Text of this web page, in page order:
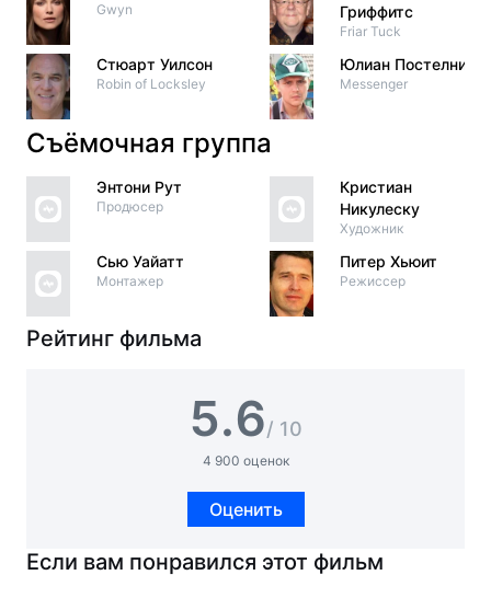
Gwyn
Стюарт Уилсон
Robin of Locksley
Гриффитс
Friar Tuck
Юлиан Постелнику
Messenger
Съёмочная группа
Энтони Рут
Продюсер
Сью Уайатт
Монтажер
Кристиан
Никулеску
Художник
Питер Хьюит
Режиссер
Рейтинг фильма
5.6/ 10
4 900 оценок
Оценить
Если вам понравился этот фильм